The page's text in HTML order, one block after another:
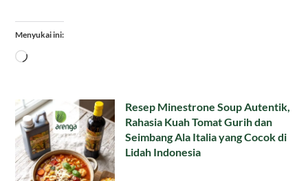
Menyukai ini:
Memuat...
Resep Minestrone Soup Autentik,
Rahasia Kuah Tomat Gurih dan
Seimbang Ala Italia yang Cocok di
Lidah Indonesia